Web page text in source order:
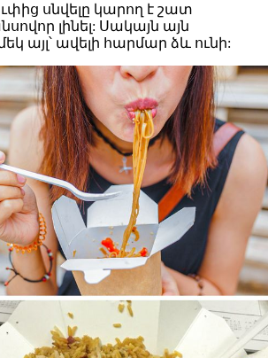
սնվելը կարող է շատ
լինել: Սակայն այն
այլ՝ ավելի հարմար ձև ունի: